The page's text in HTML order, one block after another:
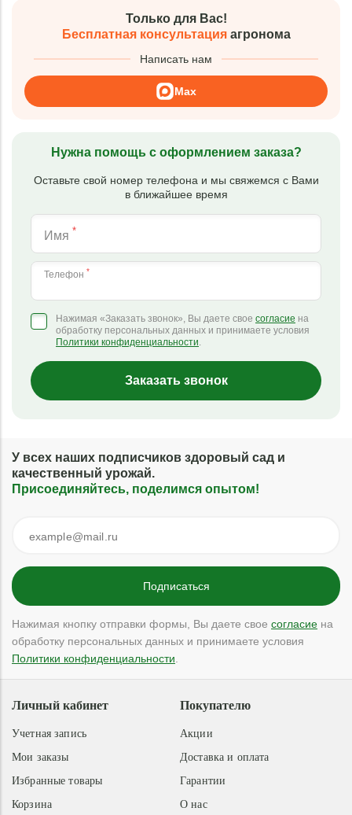
Только для Вас!
Бесплатная консультацияагронома
Написать нам
Max
Нужна помощь с оформлением заказа?
Оставьте свой номер телефона и мы свяжемся с Вами
в ближайшее время
Имя *
Телефон *
Нажимая «Заказать звонок», Вы даете свое согласие на
обработку персональных данных и принимаете условия
Политики конфиденциальности.
Заказать звонок
У всех наших подписчиков здоровый сад и
качественный урожай.
Присоединяйтесь, поделимся опытом!
Нажимая кнопку отправки формы, Вы даете свое согласие на
обработку персональных данных и принимаете условия
Политики конфиденциальности
Покупателю
Акции
Доставка и оплата
Гарантии
О нас
Личный кабинет
Учетная запись
Мои заказы
Избранные товары
Корзина